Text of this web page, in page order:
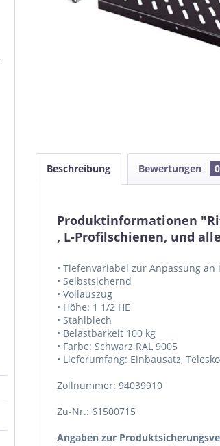
Beschreibung Bewertungen 0
Produktinformationen
, L-Profilschienen, und
• Tiefenvariabel zur Anpassung
• Selbstsichernd
• Vollauszug
• Höhe: 1 1/2 HE
• Stahlblech
• Belastbarkeit 100 kg
• Farbe: Schwarz RAL 9005
• Lieferumfang: Einbausatz,
Zollnummer: 94039910
Zu-Nr.: 61500715
Angaben zur